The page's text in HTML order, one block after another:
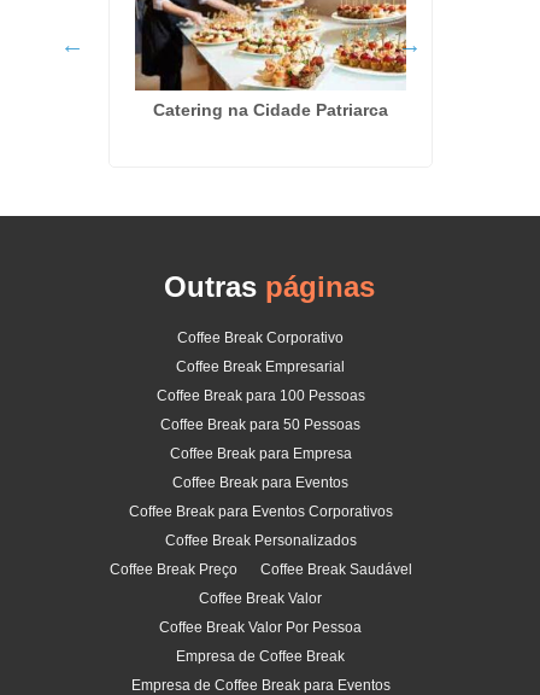
Catering na Cidade Patriarca
Outras páginas
Coffee Break Corporativo
Coffee Break Empresarial
Coffee Break para 100 Pessoas
Coffee Break para 50 Pessoas
Coffee Break para Empresa
Coffee Break para Eventos
Coffee Break para Eventos Corporativos
Coffee Break Personalizados
Coffee Break Preço
Coffee Break Saudável
Coffee Break Valor
Coffee Break Valor Por Pessoa
Empresa de Coffee Break
Empresa de Coffee Break para Eventos